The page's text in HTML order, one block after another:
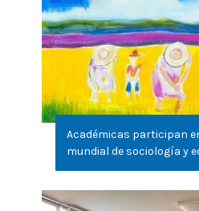
Académicas participan
mundial de sociología y